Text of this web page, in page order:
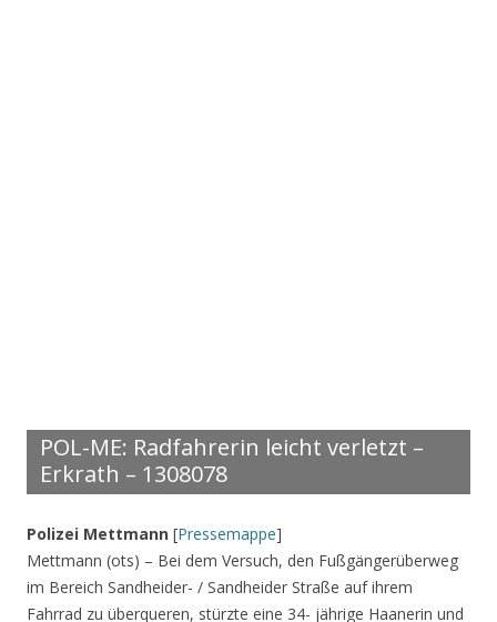
POL-ME: Radfahrerin leicht verletzt –
Erkrath – 1308078
Polizei Mettmann [Pressemappe]
Mettmann (ots) – Bei dem Versuch, den Fußgängerüberweg
im Bereich Sandheider- / Sandheider Straße auf ihrem
Fahrrad zu überqueren, stürzte eine 34- jährige Haanerin und